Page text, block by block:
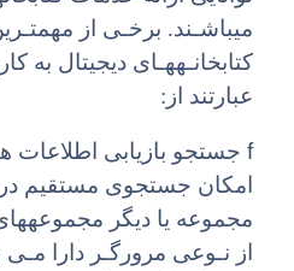
میباشـند. برخـی از
کتابخانـههـای دیجیتال به
عبارتند از:
fجستجو بازیابی اطلاعات
امکان جستجوی مستقیم
مجموعه یا دیگر مجموعههای
از نـوعی مرورگـر دارا مـی